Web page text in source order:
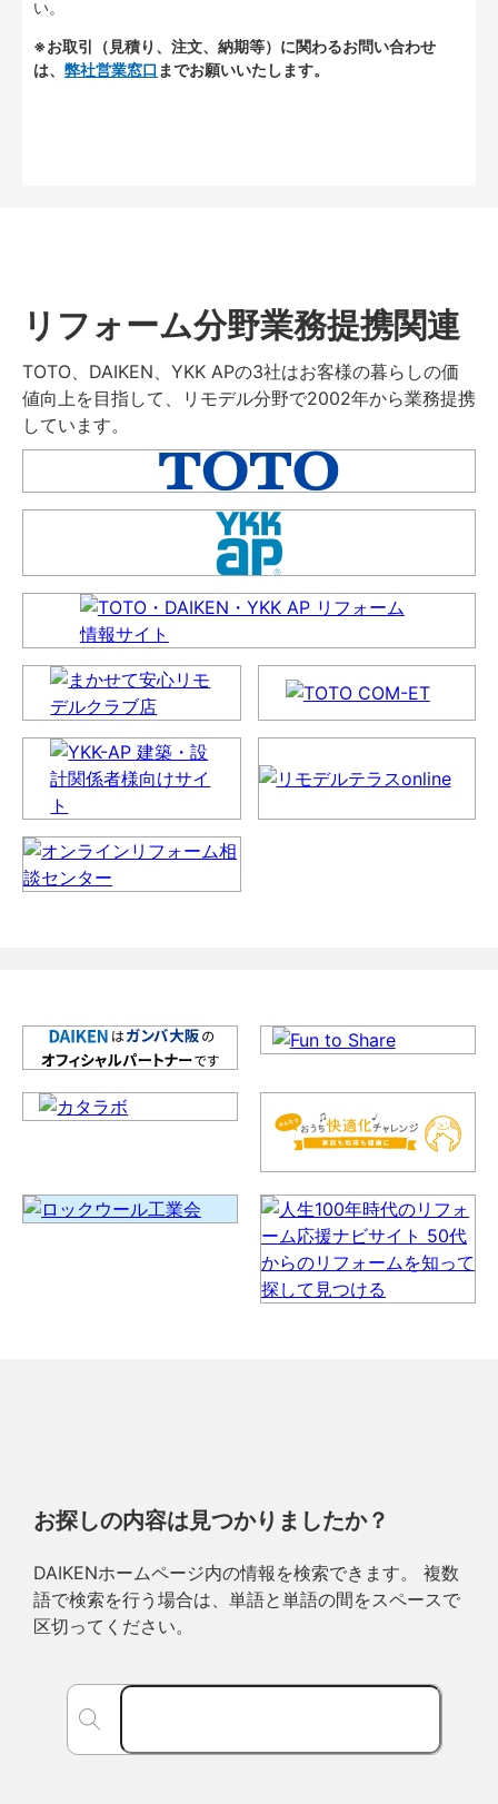
い。
※お取引（見積り、注文、納期等）に関わるお問い合わせ
は、 弊社営業窓口 までお願いいたします。
リフォーム分野業務提携関連
TOTO、DAIKEN、YKK APの3社はお客様の暮らしの価
値向上を目指して、リモデル分野で2002年から業務提携
しています。
お探しの内容は見つかりましたか？
DAIKENホームページ内の情報を検索できます。 複数
語で検索を行う場合は、単語と単語の間をスペースで
区切ってください。